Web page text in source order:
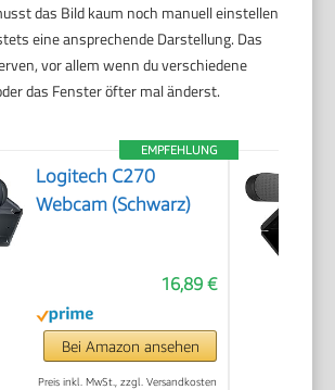
das Bild kaum noch manuell einstellen
eine ansprechende Darstellung. Das
vor allem wenn du verschiedene
das Fenster öfter mal änderst.
EMPFEHLUNG
Logitech C270
Webcam (Schwarz)
16,89 €
Bei Amazon ansehen
Preis inkl. MwSt., zzgl. Versandkosten